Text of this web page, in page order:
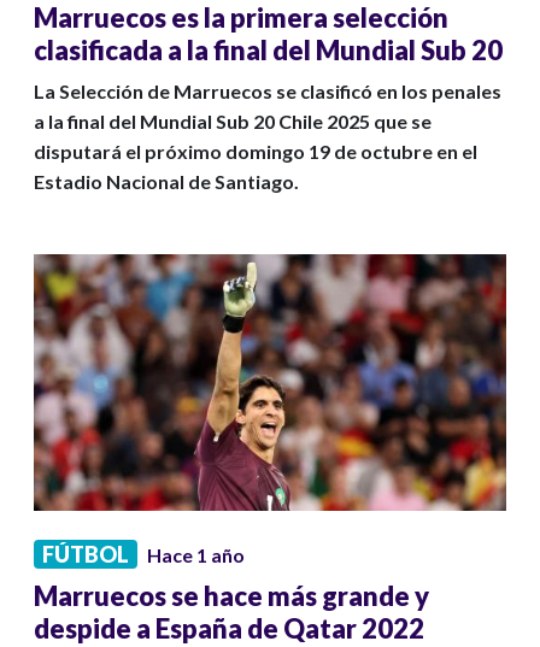
Marruecos es la primera selección
clasificada a la final del Mundial Sub 20
La Selección de Marruecos se clasificó en los penales
a la final del Mundial Sub 20 Chile 2025 que se
disputará el próximo domingo 19 de octubre en el
Estadio Nacional de Santiago.
FÚTBOL Hace 1 año
Marruecos se hace más grande y
despide a España de Qatar 2022